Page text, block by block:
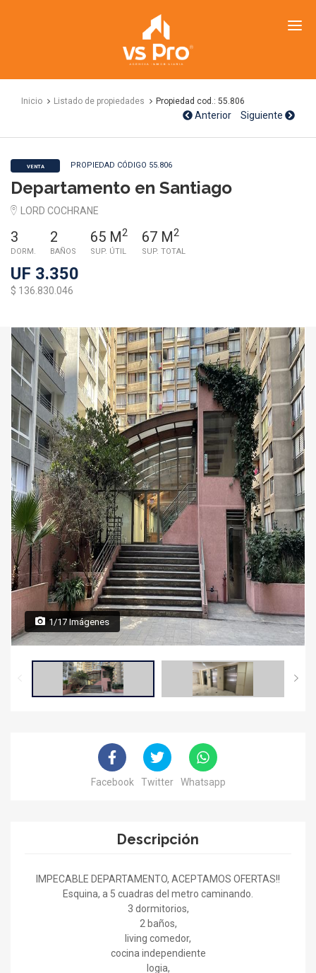
Propiedades
Inicio Listado de propiedades Propiedad cod.: 55.806
Anterior Siguiente
VENTA PROPIEDAD CÓDIGO 55.806
Departamento en Santiago
LORD COCHRANE
3
DORM.
2
BAÑOS
65 M2
SUP. ÚTIL
67 M2
SUP. TOTAL
UF 3.350
$ 136.830.046
1/17 Imágenes
Facebook Twitter Whatsapp
Descripción
IMPECABLE DEPARTAMENTO, ACEPTAMOS OFERTAS!!
Esquina, a 5 cuadras del metro caminando.
3 dormitorios,
2 baños,
living comedor,
cocina independiente
logia,